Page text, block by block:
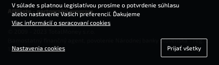
Affiliate - partnerský program
(samostatný finančný agent, povolenie Národnej banky Slovenska - reg. č.
127292)
V súlade s platnou legislatívou prosíme o potvrdenie súhlasu
alebo nastavenie Vašich preferencií. Ďakujeme
Viac informácií o spracovaní cookies
Nastavenia cookies Prijať všetky